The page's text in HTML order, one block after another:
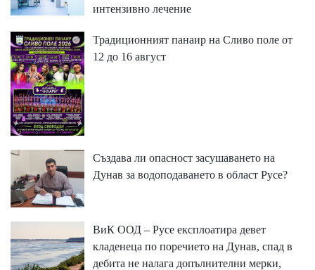
интензивно лечение
Традиционният панаир на Сливо поле от
12 до 16 август
Създава ли опасност засушаването на
Дунав за водоподаването в област Русе?
ВиК ООД – Русе експлоатира девет
кладенеца по поречието на Дунав, спад в
дебита не налага допълнителни мерки,